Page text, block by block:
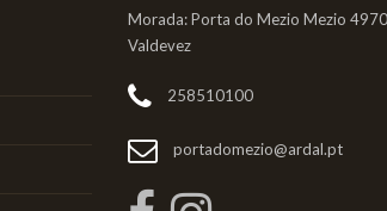
Morada: Porta do Mezio Mezio
Valdevez
258510100
portadomezio@ardal.pt